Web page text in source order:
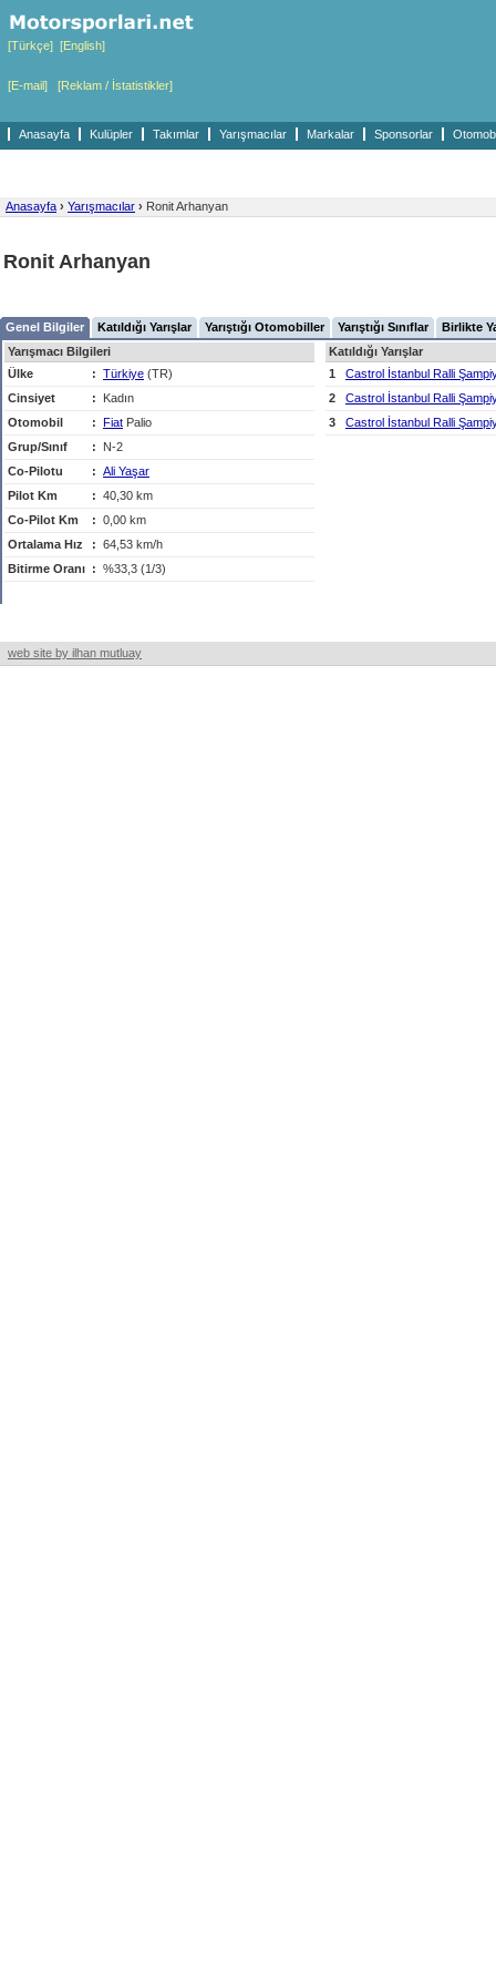
[Türkçe] [English]
[E-mail] [Reklam / İstatistikler]
Anasayfa Kulüpler Takımlar Yarışmacılar Markalar Sponsorlar
Anasayfa › Yarışmacılar › Ronit Arhanyan
Ronit Arhanyan
Genel Bilgiler Katıldığı Yarışlar Yarıştığı Otomobiller Yarıştığı Sınıflar
Birlikte
Yarışmacı Bilgileri
Ülke
: Türkiye (TR)
Cinsiyet
:
Kadın
Otomobil
: Fiat Palio
Grup/Sınıf
:
N-2
Co-Pilotu
: Ali Yaşar
Pilot Km
: 40,30 km
Co-Pilot Km
: 0,00 km
Ortalama Hız
: 64,53 km/h
Bitirme Oranı : %33,3 (1/3)
Katıldığı Yarışlar
1
Castrol İstanbul Ralli
2
Castrol İstanbul Ralli
3
Castrol İstanbul Ralli
web site by ilhan mutluay